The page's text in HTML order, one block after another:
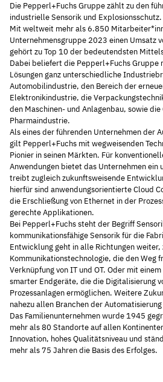
Die Pepperl+Fuchs Gruppe zählt zu den
industrielle Sensorik und Explosionsschutz.
Mit weltweit mehr als 6.850
Unternehmensgruppe 2023 einen Umsatz
gehört zu Top 10 der bedeutendsten
Dabei beliefert die Pepperl+Fuchs Gruppe
Lösungen ganz unterschiedliche
Automobilindustrie, den Bereich der
Elektronikindustrie, die
den Maschinen- und Anlagenbau, sowie die
Pharmaindustrie.
Als eines der führenden Unternehmen der
gilt Pepperl+Fuchs mit wegweisenden
Pionier in seinen Märkten. Für
Anwendungen bietet das Unternehmen ein
treibt zugleich zukunftsweisende
hierfür sind anwendungsorientierte Cloud
die Erschließung von Ethernet in der
gerechte Applikationen.
Bei Pepperl+Fuchs steht der Begriff
kommunikationsfähige Sensorik für die
Entwicklung geht in alle Richtungen
Kommunikationstechnologie, die den Weg
Verknüpfung von IT und OT. Oder mit
smarter Endgeräte, die die Digitalisierung
Prozessanlagen ermöglichen. Weitere
nahezu allen Branchen der
Das Familienunternehmen wurde 1945
mehr als 80 Standorte auf allen
Innovation, hohes Qualitätsniveau und
mehr als 75 Jahren die Basis des Erfolges.